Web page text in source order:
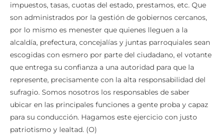
impuestos, tasas, cuotas del estado, prestamos, etc. Que
son administrados por la gestión de gobiernos cercanos,
por lo mismo es menester que quienes lleguen a la
alcaldía, prefectura, concejalías y juntas parroquiales sean
escogidas con esmero por parte del ciudadano, el votante
que entrega su confianza a una autoridad para que la
represente, precisamente con la alta responsabilidad del
sufragio. Somos nosotros los responsables de saber
ubicar en las principales funciones a gente proba y capaz
para su conducción. Hagamos este ejercicio con justo
patriotismo y lealtad. (O)